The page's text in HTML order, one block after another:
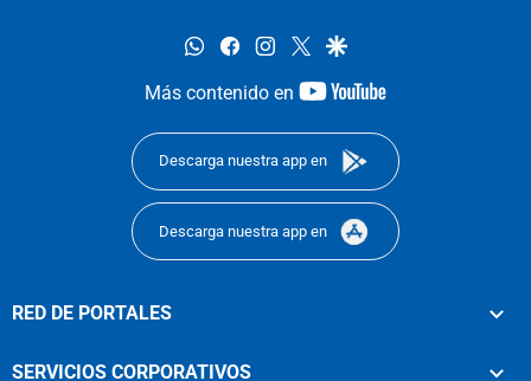
whatsappfacebookinstagram
twittergoogle
Más contenido en
youtube-
Descarga nuestra app en
Descarga nuestra app en
RED DE PORTALES
SERVICIOS CORPORATIVOS